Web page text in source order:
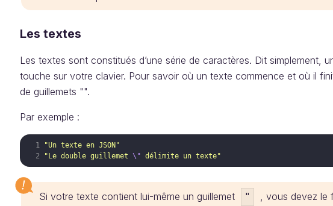
Les textes
Les textes sont constitués d’une série de caractères. Dit simplement,
touche sur votre clavier. Pour savoir où un texte commence et où il
de guillemets "".
Par exemple :
"Un texte en JSON"
"Le double guillemet \" délimite un texte"
Si votre texte contient lui-même un guillemet "
, vous devez le